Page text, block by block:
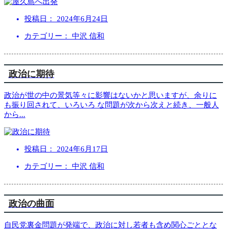
投稿日： 2024年6月24日
カテゴリー： 中沢 信和
政治に期待
政治が世の中の景気等々に影響はないかと思いますが、余りに
も振り回されて、いろいろ な問題が次から次えと続き、一般人
から...
投稿日： 2024年6月17日
カテゴリー： 中沢 信和
政治の曲面
自民党裏金問題が発端で、政治に対し若者も含め関心ごととな